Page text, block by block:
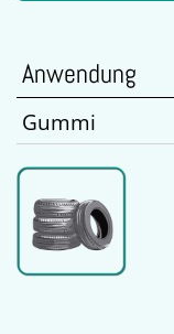
Anwendung
Gummi